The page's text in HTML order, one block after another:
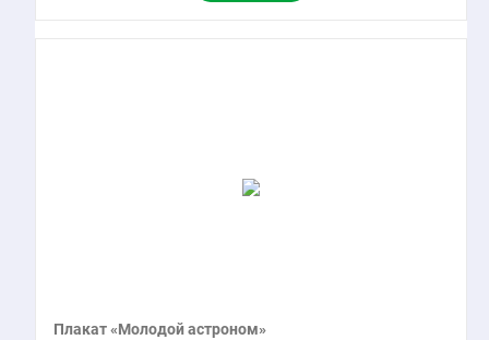
Плакат «Молодой астроном»